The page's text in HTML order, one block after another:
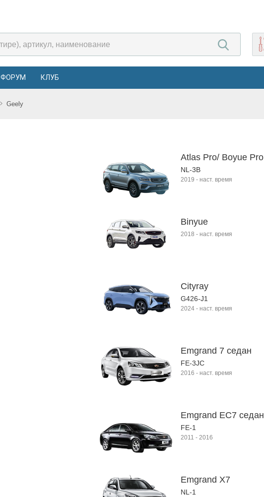
ФОРУМ КЛУБ
Geely
Atlas Pro/ Boyue Pro
NL-3B
2019 - наст. время
Binyue
2018 - наст. время
Cityray
G426-J1
2024- наст. время
Emgrand 7 седан
FE-3JC
2016 - наст. время
Emgrand EC7 седан
FE-1
2011 - 2016
Emgrand X7
NL-1